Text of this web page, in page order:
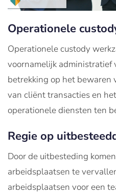
Operationele
Operationele custody
voornamelijk administratief
betrekking op het bewaren
van cliënt transacties en
operationele diensten ten
Regie op
Door de uitbesteding
arbeidsplaatsen te
arbeidsplaatsen voor een